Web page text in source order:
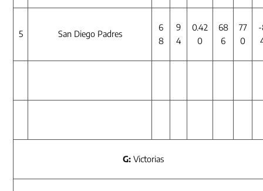
5 San Diego Padres
6
8
9
4
0.42
0
68
6
77
0
G: Victorias